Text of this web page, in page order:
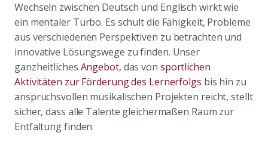
Wechseln zwischen Deutsch und Englisch wirkt wie
ein mentaler Turbo. Es schult die Fähigkeit, Probleme
aus verschiedenen Perspektiven zu betrachten und
innovative Lösungswege zu finden. Unser
ganzheitliches Angebot, das von sportlichen
Aktivitäten zur Förderung des Lernerfolgs bis hin zu
anspruchsvollen musikalischen Projekten reicht, stellt
sicher, dass alle Talente gleichermaßen Raum zur
Entfaltung finden.